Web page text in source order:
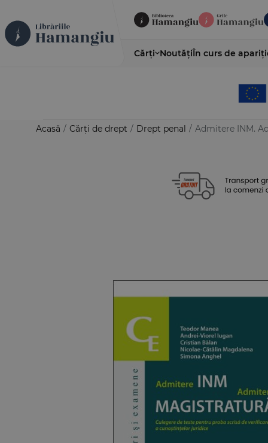
Cărți NoutățiÎn curs de
Acasă / Cărți de drept / Drept penal / Admitere INM.